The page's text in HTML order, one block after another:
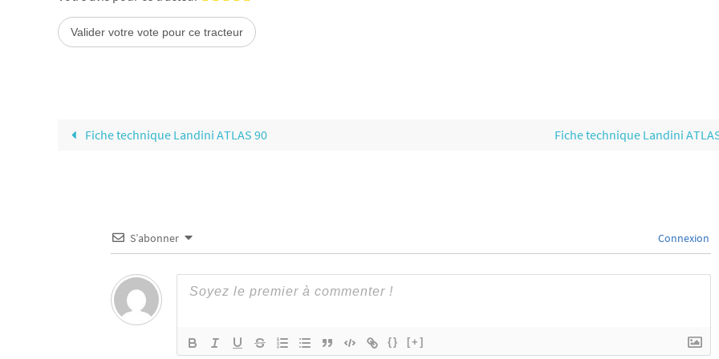
Fiche technique Landini ATLAS 90 Fiche technique Landini
S’abonner Connexion
{} [+]